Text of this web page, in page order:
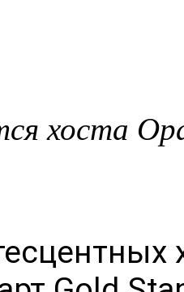
хоста